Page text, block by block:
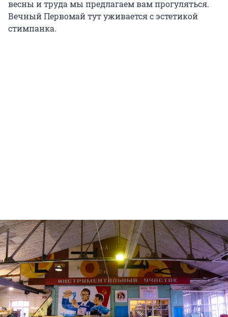
весны и труда мы предлагаем вам прогуляться.
Вечный Первомай тут уживается с эстетикой
стимпанка.